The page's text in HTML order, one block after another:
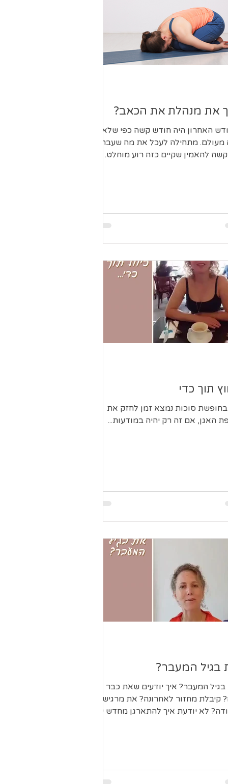
את מנהלת את הכאב?
האחרון היה חודש קשה כפי שלא
מעולם. מתחילה לעכל את מה שעברנו,
להאמין שקיים כזה רוע מוחלט.
תוך כדי
סוכות נמצא זמן לחזק את
האגן, אם זה רק יהיה במודעות...
בגיל המעבר?
המעבר? איך יודעים שאת כבר
קיבלת מחזור לאחרונה? את מרגישה
לא יודעת איך להתארגן מחדש עם